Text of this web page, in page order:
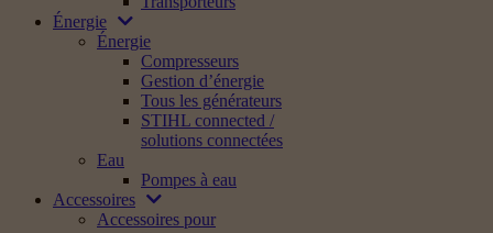
Énergie
Énergie
Compresseurs
Gestion d’énergie
Tous les générateurs
STIHL connected /
solutions connectées
Eau
Pompes à eau
Accessoires
Accessoires pour